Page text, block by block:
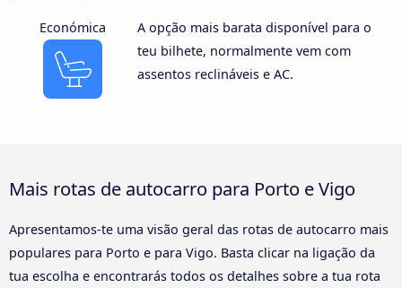
Económica
A opção mais barata disponível para o
teu bilhete, normalmente vem com
assentos reclináveis e AC.
Mais rotas de autocarro para Porto e Vigo
Apresentamos-te uma visão geral das rotas de autocarro mais
populares para Porto e para Vigo. Basta clicar na ligação da
tua escolha e encontrarás todos os detalhes sobre a tua rota